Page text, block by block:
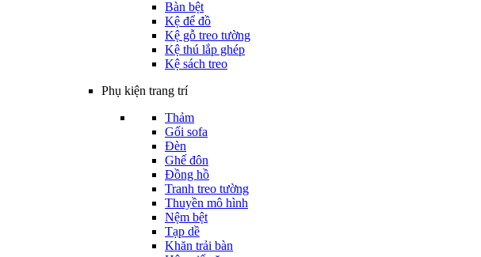
Bàn bệt
Kệ để đồ
Kệ gỗ treo tường
Kệ thú lắp ghép
Kệ sách treo
Phụ kiện trang trí
Thảm
Gối sofa
Đèn
Ghế đôn
Đồng hồ
Tranh treo tường
Thuyền mô hình
Nệm bệt
Tạp dề
Khăn trải bàn